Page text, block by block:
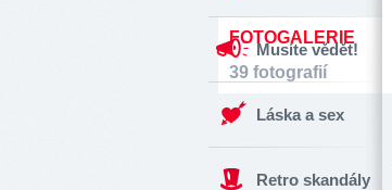
Musíte vědět!
Láska a sex
Retro skandály
FOTOGALERIE
39 fotografií